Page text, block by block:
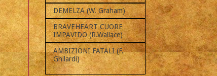
DEMELZA (W. Graham)
BRAVEHEART CUORE
IMPAVIDO (R.Wallace)
AMBIZIONI FATALI (F.
Ghilardi)